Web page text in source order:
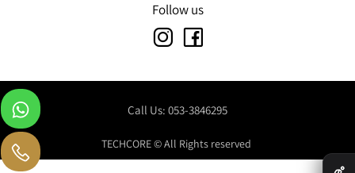
Follow us
Call Us: 053-3846295